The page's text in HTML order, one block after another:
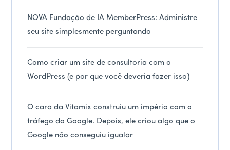
NOVA Fundação de IA MemberPress: Administre
seu site simplesmente perguntando
Como criar um site de consultoria com o
WordPress (e por que você deveria fazer isso)
O cara da Vitamix construiu um império com o
tráfego do Google. Depois, ele criou algo que o
Google não conseguiu igualar